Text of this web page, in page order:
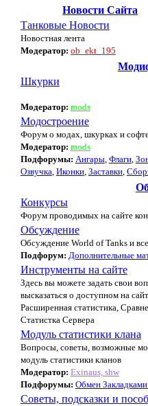
Новости Сайта
Танковые Новости
Новостная лента
Модератор: ob_ekt_195
Шкурки
Модератор: mods
Модостроение
Форум о модах, шкурках и
Модератор: mods
Подфорумы: Ангары, Флаги,
Озвучка, Иконки, Заставки,
Конкурсы
Форум проводимых на сайте
Обсуждение
Обсуждение World of Tanks и
Подфорум: Дополнительные
Инструменты на сайте
Здесь вы можете задать свои
высказаться о доступном на
Расширенная статистика,
Статистка Сервера
Модуль статистики клана
Вопросы, советы, возможные
модуль статистики кланов
Модератор: Exinaus, shw
Подфорумы: Обмен
Советы, подсказки и